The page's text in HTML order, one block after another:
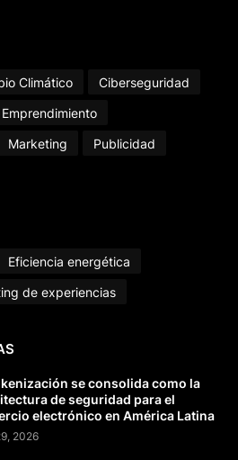
Climático
Ciberseguridad
Emprendimiento
Marketing
Publicidad
Eficiencia energética
de experiencias
se consolida como la
de seguridad para el
electrónico en América Latina
2026